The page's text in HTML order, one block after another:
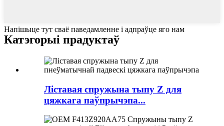
Напішыце тут сваё паведамленне і адпраўце яго нам
Катэгорыі прадуктаў
Ліставая спружына тыпу Z для
цяжкага паўпрычэпа...